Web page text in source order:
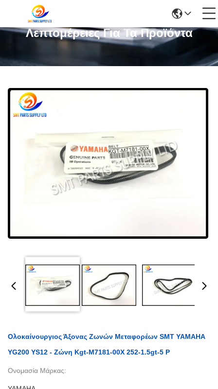
Λεπτομέρειες Για Τα Προϊόντα
Ολοκαίνουργιος Άξονας Ζωνών Μεταφορέων SMT YAMAHA
YG200 YS12 - Ζώνη Kgt-M7181-00X 252-1.5gt-5 Ρ
Ονομασία Μάρκας: